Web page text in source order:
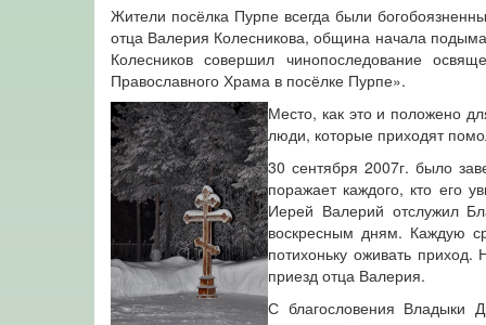
Жители посёлка Пурпе всегда были
отца Валерия Колесникова, община начала
Колесников совершил чинопоследование
Православного Храма в посёлке Пурпе».
Место, как это и положено
люди, которые приходят
30 сентября 2007г. было
поражает каждого, кто его
Иерей Валерий отслужил
воскресным дням. Каждую
потихоньку оживать
приезд отца Валерия.
С благословения Владыки